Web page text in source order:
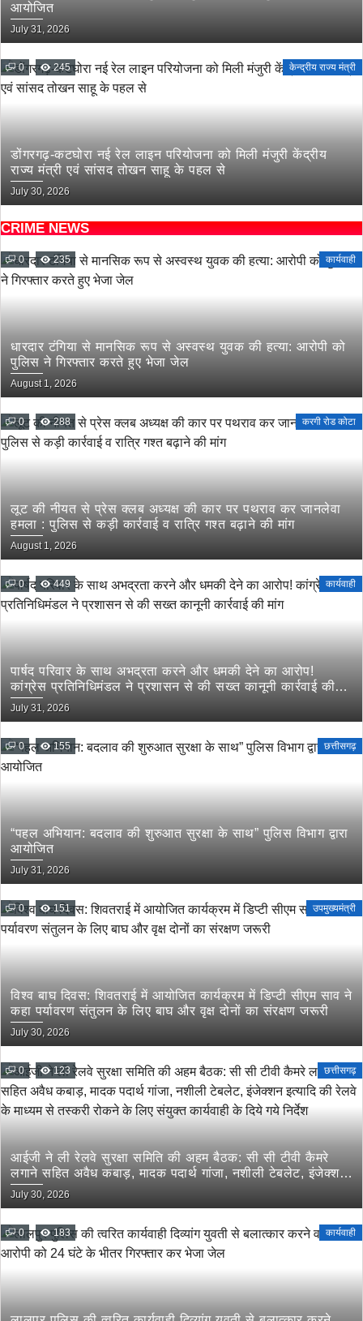
आयोजित
July 31, 2026
0 245 केन्द्रीय राज्य मंत्री
डोंगरगढ़-कटघोरा नई रेल लाइन परियोजना को मिली मंजुरी केंद्रीय
राज्य मंत्री एवं सांसद तोखन साहू के पहल से
July 30, 2026
CRIME NEWS
0 235 कार्यवाही
धारदार टंगिया से मानसिक रूप से अस्वस्थ युवक की हत्या: आरोपी को
पुलिस ने गिरफ्तार करते हुए भेजा जेल
August 1, 2026
0 288 करगी रोड कोटा
लूट की नीयत से प्रेस क्लब अध्यक्ष की कार पर पथराव कर जानलेवा
हमला : पुलिस से कड़ी कार्रवाई व रात्रि गश्त बढ़ाने की मांग
August 1, 2026
0 449 कार्यवाही
पार्षद परिवार के साथ अभद्रता करने और धमकी देने का आरोप!
कांग्रेस प्रतिनिधिमंडल ने प्रशासन से की सख्त कानूनी कार्रवाई की
मांग
July 31, 2026
0 155 छत्तीसगढ़
“पहल अभियान: बदलाव की शुरुआत सुरक्षा के साथ” पुलिस विभाग द्वारा
आयोजित
July 31, 2026
0 151 उपमुख्यमंत्री
विश्व बाघ दिवस: शिवतराई में आयोजित कार्यक्रम में डिप्टी सीएम साव ने
कहा पर्यावरण संतुलन के लिए बाघ और वृक्ष दोनों का संरक्षण जरूरी
July 30, 2026
0 123 छत्तीसगढ़
आईजी ने ली रेलवे सुरक्षा समिति की अहम बैठक: सी सी टीवी कैमरे
लगाने सहित अवैध कबाड़, मादक पदार्थ गांजा, नशीली टेबलेट, इंजेक्शन
इत्यादि की रेलवे के माध्यम से तस्करी रोकने के लिए संयुक्त कार्यवाही
के दिये गये निर्देश
July 30, 2026
0 183 कार्यवाही